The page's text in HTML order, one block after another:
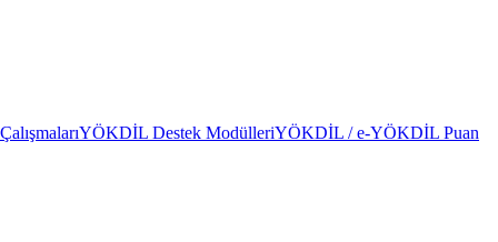
YÖKDİL Destek ModülleriYÖKDİL / e-YÖKDİL Puan